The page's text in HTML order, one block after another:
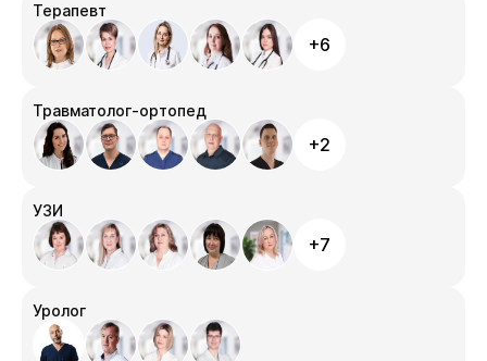
Терапевт
+6
Травматолог-ортопед
+2
УЗИ
+7
Уролог